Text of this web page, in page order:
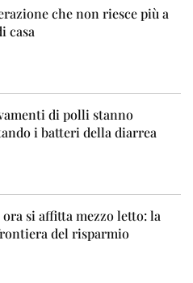
che non riesce più a
casa
di polli stanno
i batteri della diarrea
si affitta mezzo letto: la
del risparmio